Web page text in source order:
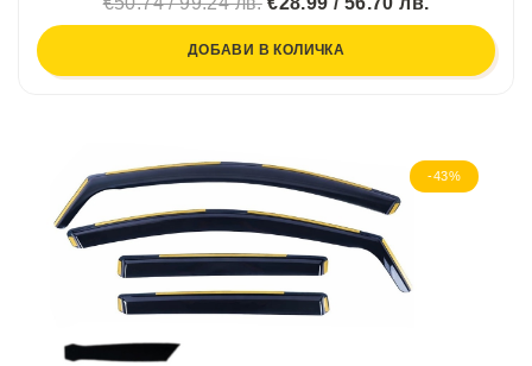
ДОБАВИ В КОЛИЧКА
-43%